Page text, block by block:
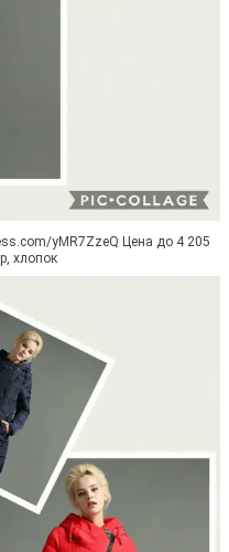
yMR7ZzeQ Цена до 4 205
хлопок